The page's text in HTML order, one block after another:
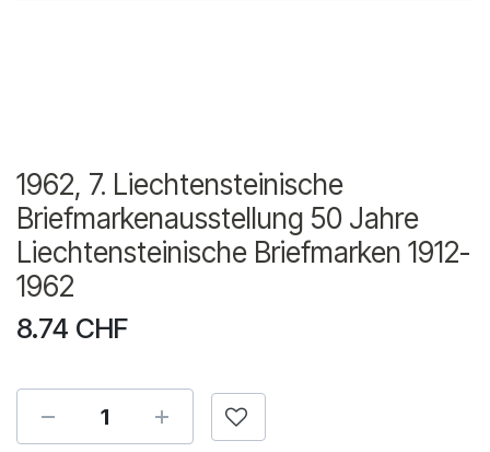
1962, 7. Liechtensteinische
Briefmarkenausstellung 50 Jahre
Liechtensteinische Briefmarken 1912-
1962
8.74 CHF